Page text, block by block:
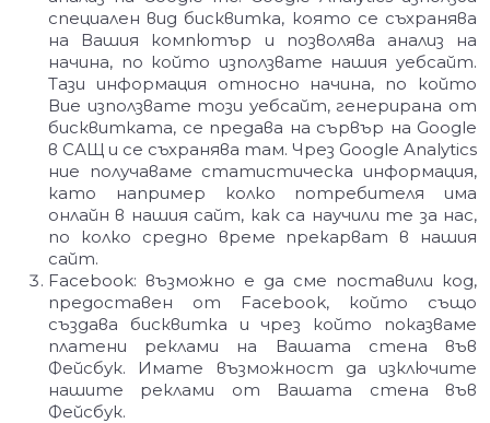
специален вид бисквитка, която се съхранява
на Вашия компютър и позволява анализ на
начина, по който използвате нашия уебсайт.
Тази информация относно начина, по който
Вие използвате този уебсайт, генерирана от
бисквитката, се предава на сървър на Google
в САЩ и се съхранява там. Чрез Google Analytics
ние получаваме статистическа информация,
като например колко потребителя има
онлайн в нашия сайт, как са научили те за нас,
по колко средно време прекарват в нашия
сайт.
Facebook: възможно е да сме поставили код,
предоставен от Facebook, който също
създава бисквитка и чрез който показваме
платени реклами на Вашата стена във
Фейсбук. Имате възможност да изключите
нашите реклами от Вашата стена във
Фейсбук.